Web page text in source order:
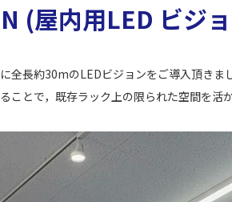
(屋内用LED ビジ
全長約30mのLEDビジョンをご導入頂きま
ことで，既存ラック上の限られた空間を活